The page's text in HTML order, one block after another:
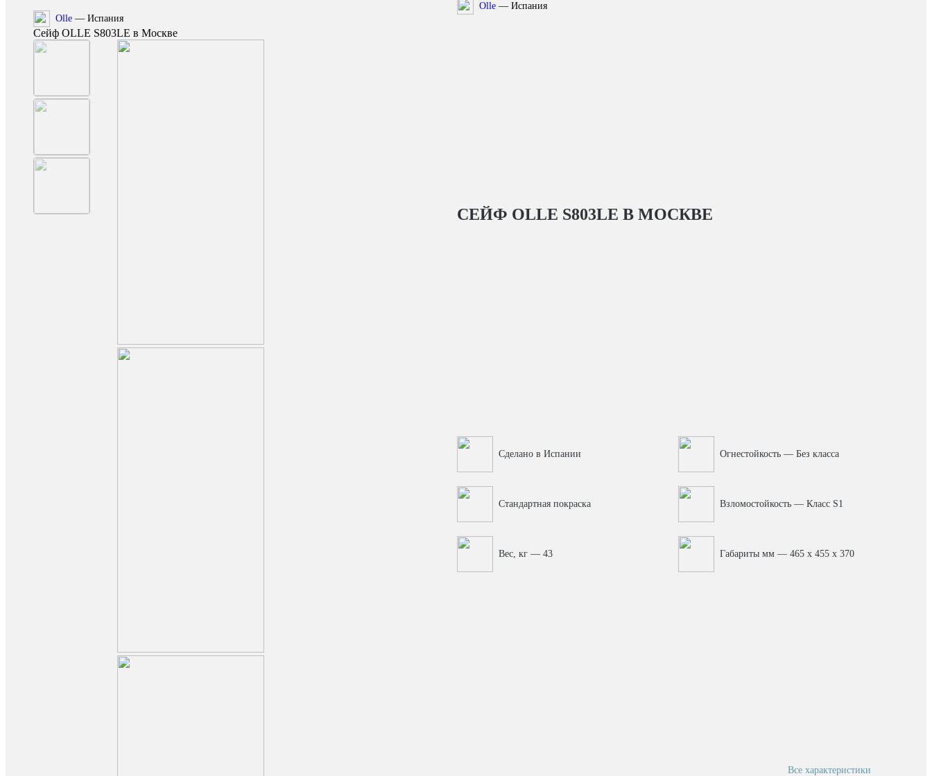
Olle — Испания
Сейф OLLE S803LE в Москве
Olle — Испания
СЕЙФ OLLE S803LE В МОСКВЕ
Сделано в Испании Огнестойкость — Без класса
Стандартная покраска Взломостойкость — Класс S1
Вес, кг — 43 Габариты мм — 465 x 455 x 370
Все характеристики